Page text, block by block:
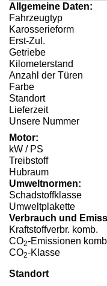
Allgemeine Daten:
Fahrzeugtyp
Karosserieform
Erst-Zul.
Getriebe
Kilometerstand
Anzahl der Türen
Farbe
Standort
Lieferzeit
Unsere Nummer
Motor:
kW / PS
Treibstoff
Hubraum
Umweltnormen:
Schadstoffklasse
Umweltplakette
Verbrauch und
Kraftstoffverbr. komb.
CO2-Emissionen
CO2-Klasse
Standort